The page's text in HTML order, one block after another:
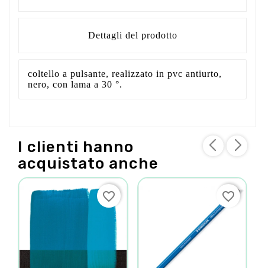
Dettagli del prodotto
coltello a pulsante, realizzato in pvc antiurto,
nero, con lama a 30 °.
I clienti hanno
acquistato anche
favorite_border favorite_border